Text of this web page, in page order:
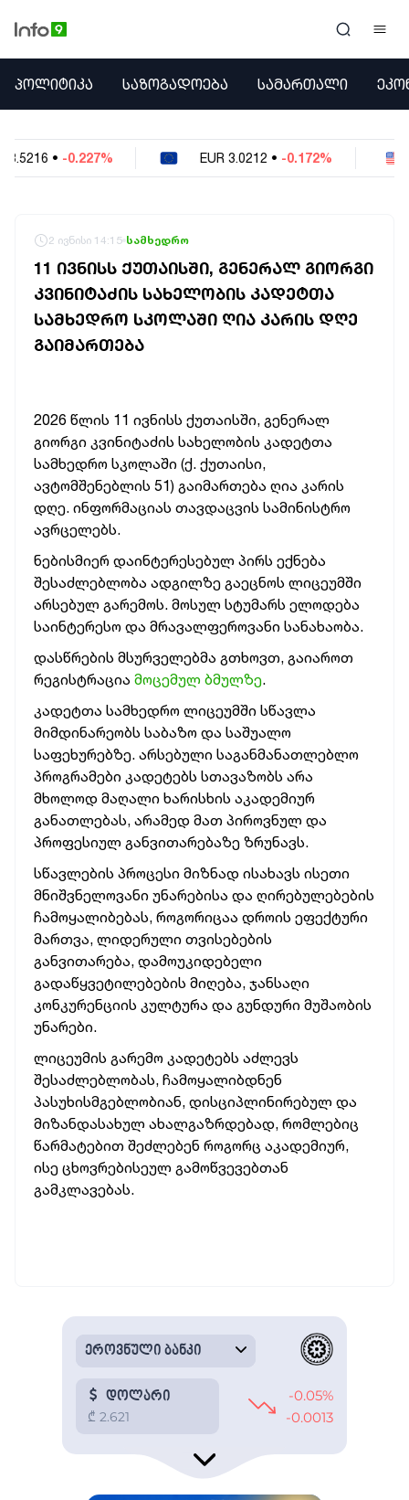
ᲞᲝᲚᲘᲢᲘᲙᲐ
ᲔᲙᲝᲜᲝᲛᲘᲙᲐ
ᲣᲪᲮᲝᲔᲗᲘ
ᲐᲛᲘᲜᲓᲘ
ᲡᲐᲛᲮᲔᲓᲠᲝ
ᲠᲔᲒᲘᲝᲜᲘ
ᲞᲝᲚᲘᲢᲘᲙᲐ ᲡᲐᲖᲝᲒᲐᲓᲝᲔᲑᲐ ᲡᲐᲛᲐᲠᲗᲐᲚᲘ
EUR 3.0212 -0.172% USD 2.621 -
2 ივნისი 14:15 სამხედრო
11 ᲘᲕᲜᲘᲡᲡ ᲥᲣᲗᲐᲘᲡᲨᲘ, ᲒᲔᲜᲔᲠᲐᲚ ᲒᲘᲝᲠᲒᲘ
ᲙᲕᲘᲜᲘᲢᲐᲫᲘᲡ ᲡᲐᲮᲔᲚᲝᲑᲘᲡ ᲙᲐᲓᲔᲢᲗᲐ
ᲡᲐᲛᲮᲔᲓᲠᲝ ᲡᲙᲝᲚᲐᲨᲘ ᲦᲘᲐ ᲙᲐᲠᲘᲡ ᲓᲦᲔ
ᲒᲐᲘᲛᲐᲠᲗᲔᲑᲐ
2026 წლის 11 ივნისს ქუთაისში, გენერალ
გიორგი კვინიტაძის სახელობის კადეტთა
სამხედრო სკოლაში (ქ. ქუთაისი,
ავტომშენებლის 51) გაიმართება ღია კარის
დღე. ინფორმაციას თავდაცვის სამინისტრო
ავრცელებს.
ნებისმიერ დაინტერესებულ პირს ექნება
შესაძლებლობა ადგილზე გაეცნოს ლიცეუმში
არსებულ გარემოს. მოსულ სტუმარს ელოდება
საინტერესო და მრავალფეროვანი სანახაობა.
დასწრების მსურველებმა გთხოვთ, გაიაროთ
რეგისტრაცია მოცემულ ბმულზე.
კადეტთა სამხედრო ლიცეუმში სწავლა
მიმდინარეობს საბაზო და საშუალო
საფეხურებზე. არსებული საგანმანათლებლო
პროგრამები კადეტებს სთავაზობს არა
მხოლოდ მაღალი ხარისხის აკადემიურ
განათლებას, არამედ მათ პიროვნულ და
პროფესიულ განვითარებაზე ზრუნავს.
სწავლების პროცესი მიზნად ისახავს ისეთი
მნიშვნელოვანი უნარებისა და ღირებულებების
ჩამოყალიბებას, როგორიცაა დროის ეფექტური
მართვა, ლიდერული თვისებების
განვითარება, დამოუკიდებელი
გადაწყვეტილებების მიღება, ჯანსაღი
კონკურენციის კულტურა და გუნდური მუშაობის
უნარები.
ლიცეუმის გარემო კადეტებს აძლევს
შესაძლებლობას, ჩამოყალიბდნენ
პასუხისმგებლობიან, დისციპლინირებულ და
მიზანდასახულ ახალგაზრდებად, რომლებიც
წარმატებით შეძლებენ როგორც აკადემიურ,
ისე ცხოვრებისეულ გამოწვევებთან
გამკლავებას.